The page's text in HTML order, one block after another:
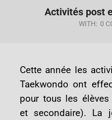
Activités post
WITH: 0
Cette année les
Taekwondo ont
pour tous les
et secondaire). La